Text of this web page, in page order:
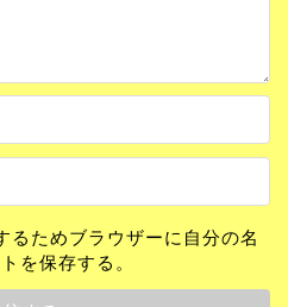
るためブラウザーに自分の名
を保存する。